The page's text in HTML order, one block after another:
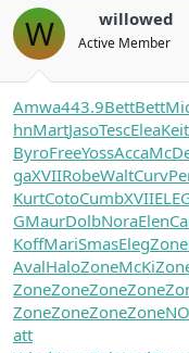
W willowed
Active Member
Amwa443.9BettBett
hnMartJasoTescEleaKeit
ByroFreeYossAcca
gaXVIIRobeWaltCurv
KurtCotoCumbXVII
GMaurDolbNoraElen
KoffMariSmasElegZone
AvalHaloZoneMcKi
ZoneZoneZoneZone
ZoneZoneZoneZone
att